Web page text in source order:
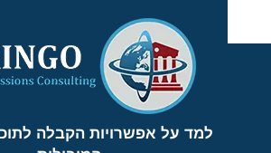
content